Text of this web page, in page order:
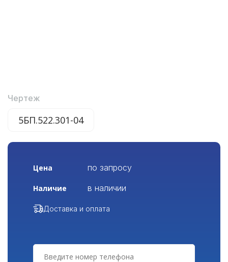
Чертеж
5БП.522.301-04
Цена по запросу
Наличие в наличии
Доставка и оплата